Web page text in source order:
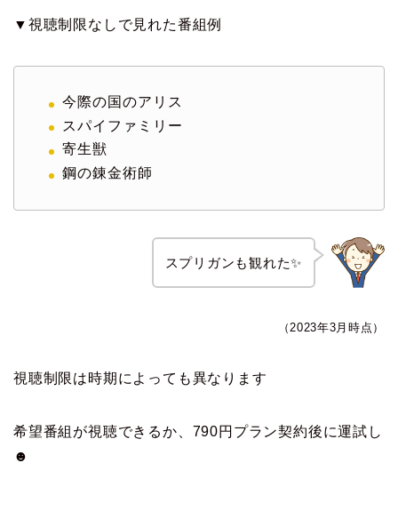
▼視聴制限なしで見れた番組例
今際の国のアリス
スパイファミリー
寄生獣
鋼の錬金術師
スプリガンも観れた✨
（2023年3月時点）
視聴制限は時期によっても異なります
希望番組が視聴できるか、790円プラン契約後に運試し
☻